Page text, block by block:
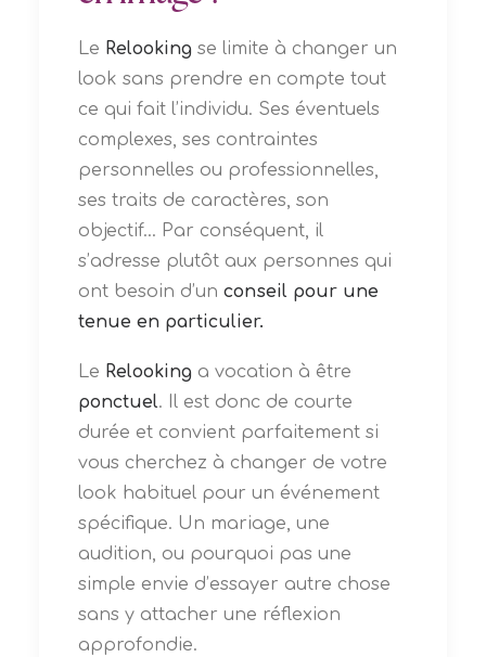
Le Relooking se limite à changer un
look sans prendre en compte tout
ce qui fait l’individu. Ses éventuels
complexes, ses contraintes
personnelles ou professionnelles,
ses traits de caractères, son
objectif... Par conséquent, il
s’adresse plutôt aux personnes qui
ont besoin d’un conseil pour une
tenue en particulier.
Le Relooking a vocation à être
ponctuel. Il est donc de courte
durée et convient parfaitement si
vous cherchez à changer de votre
look habituel pour un événement
spécifique. Un mariage, une
audition, ou pourquoi pas une
simple envie d’essayer autre chose
sans y attacher une réflexion
approfondie.